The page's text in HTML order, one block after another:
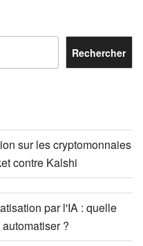
Rechercher
sur les cryptomonnaies
contre Kalshi
par l'IA : quelle
?